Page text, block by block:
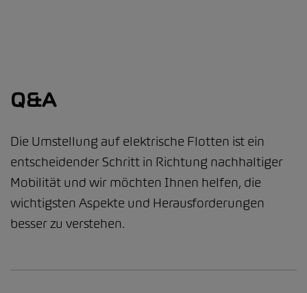
Q&A
Die Umstellung auf elektrische Flotten ist ein
entscheidender Schritt in Richtung nachhaltiger
Mobilität und wir möchten Ihnen helfen, die
wichtigsten Aspekte und Herausforderungen
besser zu verstehen.